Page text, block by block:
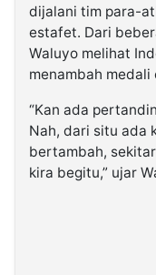
dijalani tim para-
estafet. Dari
Waluyo melihat
menambah medali
“Kan ada
Nah, dari situ ada
bertambah,
kira begitu,” ujar